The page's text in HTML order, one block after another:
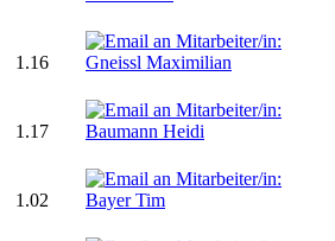
1.16
1.17
1.02